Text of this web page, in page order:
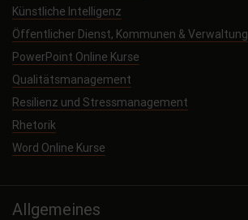
Künstliche Intelligenz
Öffentlicher Dienst, Kommunen & Verwaltung
PowerPoint Online Kurse
Qualitätsmanagement
Resilienz und Stressmanagement
Rhetorik
Word Online Kurse
Allgemeines